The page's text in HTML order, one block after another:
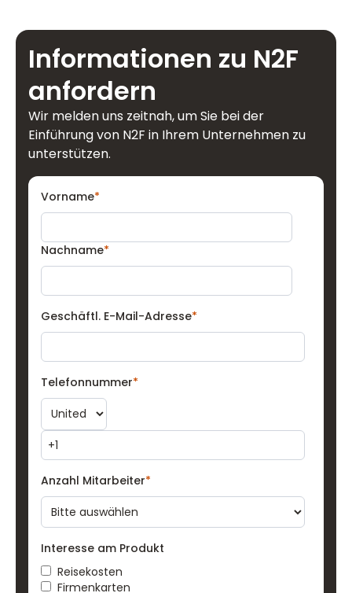
Informationen zu N2F
anfordern
Wir melden uns zeitnah, um Sie bei der
Einführung von N2F in Ihrem Unternehmen zu
unterstützen.
Vorname*
Nachname*
Geschäftl. E-Mail-Adresse*
Telefonnummer*
Anzahl Mitarbeiter*
Interesse am Produkt
Reisekosten
Firmenkarten